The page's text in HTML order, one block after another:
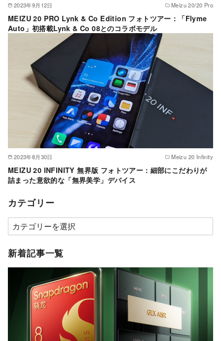
2023年9月12日 Meizu 20/20 Pro
MEIZU 20 PRO Lynk & Co Edition フォトツアー：「Flyme
Auto」初搭載Lynk & Co 08とのコラボモデル
2023年8月30日 Meizu 20 Infinity
MEIZU 20 INFINITY 無界版 フォトツアー：細部にこだわりが
詰まった意欲的な「無界美学」デバイス
カテゴリー
カ
テ
ゴ
新着記事一覧